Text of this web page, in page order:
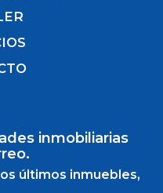
inmobiliarias
últimos inmuebles,